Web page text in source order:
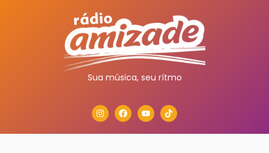
Sua música, seu rítmo